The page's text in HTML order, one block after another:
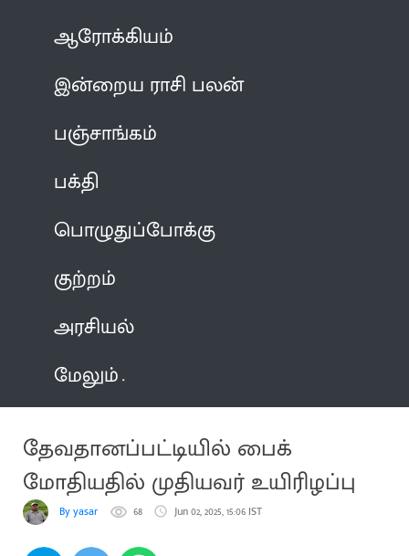
ஆரோக்கியம்
இன்றைய ராசி பலன்
பஞ்சாங்கம்
பக்தி
பொழுதுப்போக்கு
குற்றம்
அரசியல்
மேலும்
தேவதானப்பட்டியில் பைக்
மோதியதில் முதியவர் உயிரிழப்பு
By yasar 68 Jun 02, 2025, 15:06 IST